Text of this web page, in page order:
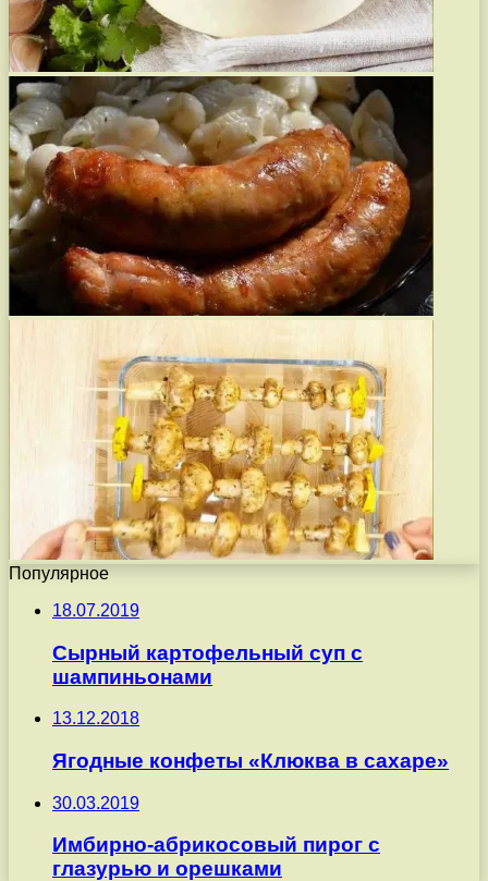
Популярное
18.07.2019
Сырный картофельный суп с
шампиньонами
13.12.2018
Ягодные конфеты «Клюква в сахаре»
30.03.2019
Имбирно-абрикосовый пирог с
глазурью и орешками